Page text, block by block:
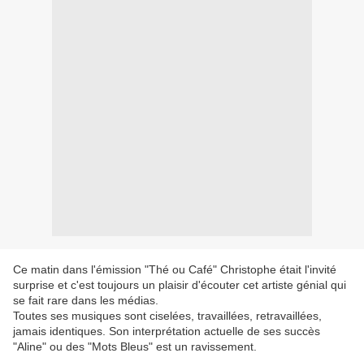
Ce matin dans l'émission "Thé ou Café" Christophe était l'invité
surprise et c'est toujours un plaisir d'écouter cet artiste génial qui
se fait rare dans les médias.
Toutes ses musiques sont ciselées, travaillées, retravaillées,
jamais identiques. Son interprétation actuelle de ses succès
"Aline" ou des "Mots Bleus" est un ravissement.